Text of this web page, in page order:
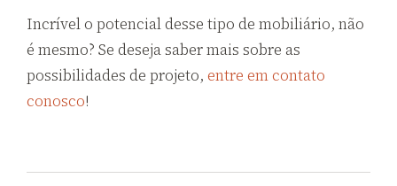
Incrível o potencial desse tipo de mobiliário, não
é mesmo? Se deseja saber mais sobre as
possibilidades de projeto, entre em contato
conosco!